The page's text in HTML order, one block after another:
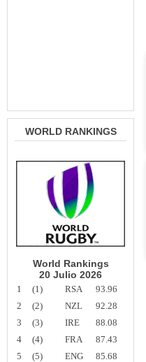
WORLD RANKINGS
World Rankings
20 Julio 2026
1 (1) RSA
93.96
2
(2) NZL
92.28
3
(3) IRE
88.08
4
(4) FRA
87.43
5
(5) ENG
85.68